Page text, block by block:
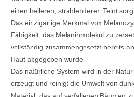
einen helleren, strahlenderen Teint
Das einzigartige Merkmal von
Fähigkeit, das Melaninmolekül zu
vollständig zusammengesetzt bereits
Haut abgegeben wurde.
Das natürliche System wird in der
erzeugt und reinigt die Umwelt von
Material, das auf verfallenen Bäumen